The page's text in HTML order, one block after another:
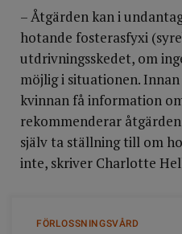
– Åtgärden kan i
hotande fosterasfyxi
utdrivningsskedet, om
möjlig i situationen.
kvinnan få information
rekommenderar
själv ta ställning till om
inte, skriver Charlotte
FÖRLOSSNINGSVÅRD